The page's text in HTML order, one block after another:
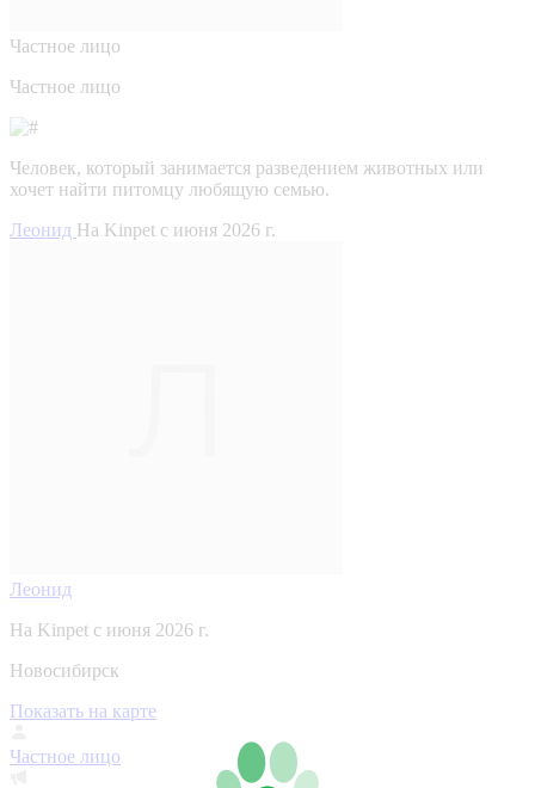
Частное лицо
Частное лицо
Человек, который занимается разведением животных или
хочет найти питомцу любящую семью.
Леонид На Kinpet c июня 2026 г.
Леонид
На Kinpet c июня 2026 г.
Новосибирск
Показать на карте
Частное лицо